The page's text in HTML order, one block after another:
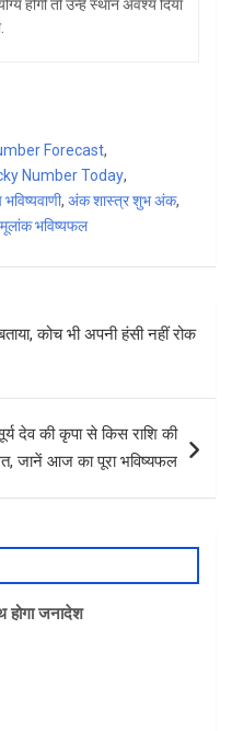
होंगी तो उन्हें स्थान अवश्य दिया
Forecast,
Number Today,
, अंक शास्त्र शुभ अंक,
मूलांक भविष्यफल
कोच भी अपनी हंसी नहीं रोक
देव की कृपा से किस राशि की
जानें आज का पूरा भविष्यफल
होगा जनादेश